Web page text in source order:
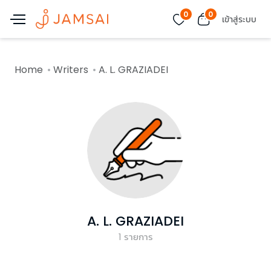
0 0 เข้าสู่ระบบ
Home Writers A. L. GRAZIADEI
A. L. GRAZIADEI
1 รายการ